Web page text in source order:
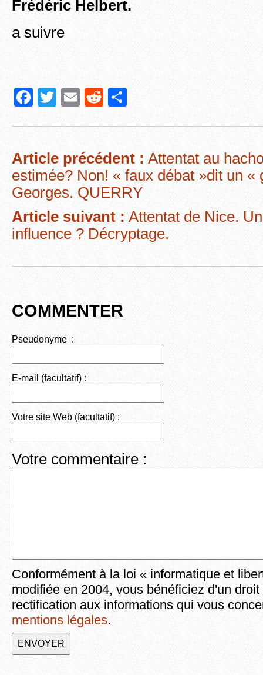
Frédéric Helbert.
a suivre
F
e
b
o
o
k
T
er
E
R
di
t
g
er
Article précédent : Attentat au
estimée? Non! « faux débat »dit un «
Georges. QUERRY
Article suivant : Attentat de Nice.
influence ? Décryptage.
COMMENTER
Pseudonyme :
E-mail (facultatif) :
Votre site Web (facultatif) :
Votre commentaire :
Conformément à la loi « informatique et
modifiée en 2004, vous bénéficiez d'un
rectification aux informations qui vous
mentions légales.